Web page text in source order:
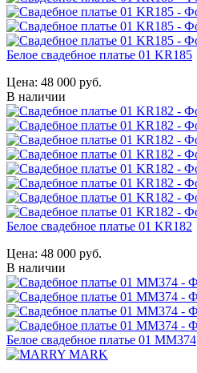
Белое свадебное платье 01 KR185
Цена: 48 000 руб.
В наличии
Белое свадебное платье 01 KR182
Цена: 48 000 руб.
В наличии
Белое свадебное платье 01 MM374